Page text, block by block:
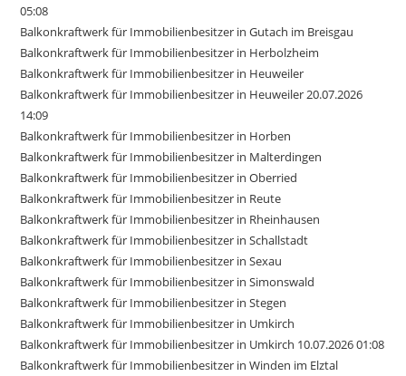
05:08
Balkonkraftwerk für Immobilienbesitzer in Gutach im Breisgau
Balkonkraftwerk für Immobilienbesitzer in Herbolzheim
Balkonkraftwerk für Immobilienbesitzer in Heuweiler
Balkonkraftwerk für Immobilienbesitzer in Heuweiler 20.07.2026
14:09
Balkonkraftwerk für Immobilienbesitzer in Horben
Balkonkraftwerk für Immobilienbesitzer in Malterdingen
Balkonkraftwerk für Immobilienbesitzer in Oberried
Balkonkraftwerk für Immobilienbesitzer in Reute
Balkonkraftwerk für Immobilienbesitzer in Rheinhausen
Balkonkraftwerk für Immobilienbesitzer in Schallstadt
Balkonkraftwerk für Immobilienbesitzer in Sexau
Balkonkraftwerk für Immobilienbesitzer in Simonswald
Balkonkraftwerk für Immobilienbesitzer in Stegen
Balkonkraftwerk für Immobilienbesitzer in Umkirch
Balkonkraftwerk für Immobilienbesitzer in Umkirch 10.07.2026 01:08
Balkonkraftwerk für Immobilienbesitzer in Winden im Elztal